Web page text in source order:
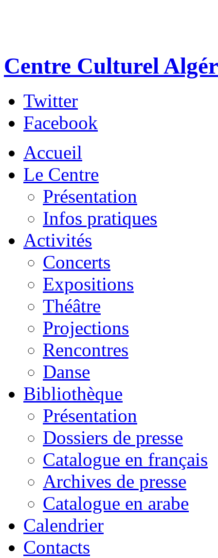
Centre Culturel
Twitter
Facebook
Accueil
Le Centre
Présentation
Infos pratiques
Activités
Concerts
Expositions
Théâtre
Projections
Rencontres
Danse
Bibliothèque
Présentation
Dossiers de presse
Catalogue en français
Archives de presse
Catalogue en arabe
Calendrier
Contacts